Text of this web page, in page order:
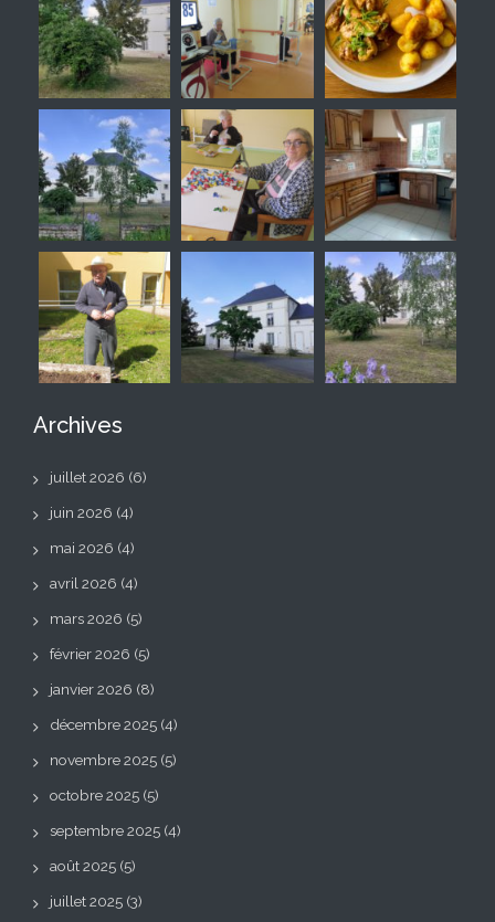
Archives
juillet 2026 (6)
juin 2026 (4)
mai 2026 (4)
avril 2026 (4)
mars 2026 (5)
février 2026 (5)
janvier 2026 (8)
décembre 2025 (4)
novembre 2025 (5)
octobre 2025 (5)
septembre 2025 (4)
août 2025 (5)
juillet 2025 (3)